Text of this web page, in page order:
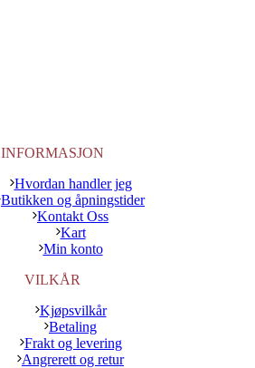
INFORMASJON
Hvordan handler jeg
Butikken og åpningstider
Kontakt Oss
Kart
Min konto
VILKÅR
Kjøpsvilkår
Betaling
Frakt og levering
Angrerett og retur